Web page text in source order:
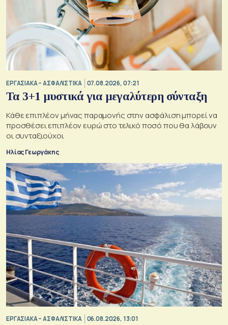
ΕΡΓΑΣΙΑΚΑ – ΑΣΦΑΛΙΣΤΙΚΑ 07.08.2026, 07:21
Τα 3+1 μυστικά για μεγαλύτερη σύνταξη
Κάθε επιπλέον μήνας παραμονής στην ασφάλιση μπορεί να
προσθέσει επιπλέον ευρώ στο τελικό ποσό που θα λάβουν
οι συνταξιούχοι
Ηλίας Γεωργάκης
ΕΡΓΑΣΙΑΚΑ – ΑΣΦΑΛΙΣΤΙΚΑ 06.08.2026, 13:01